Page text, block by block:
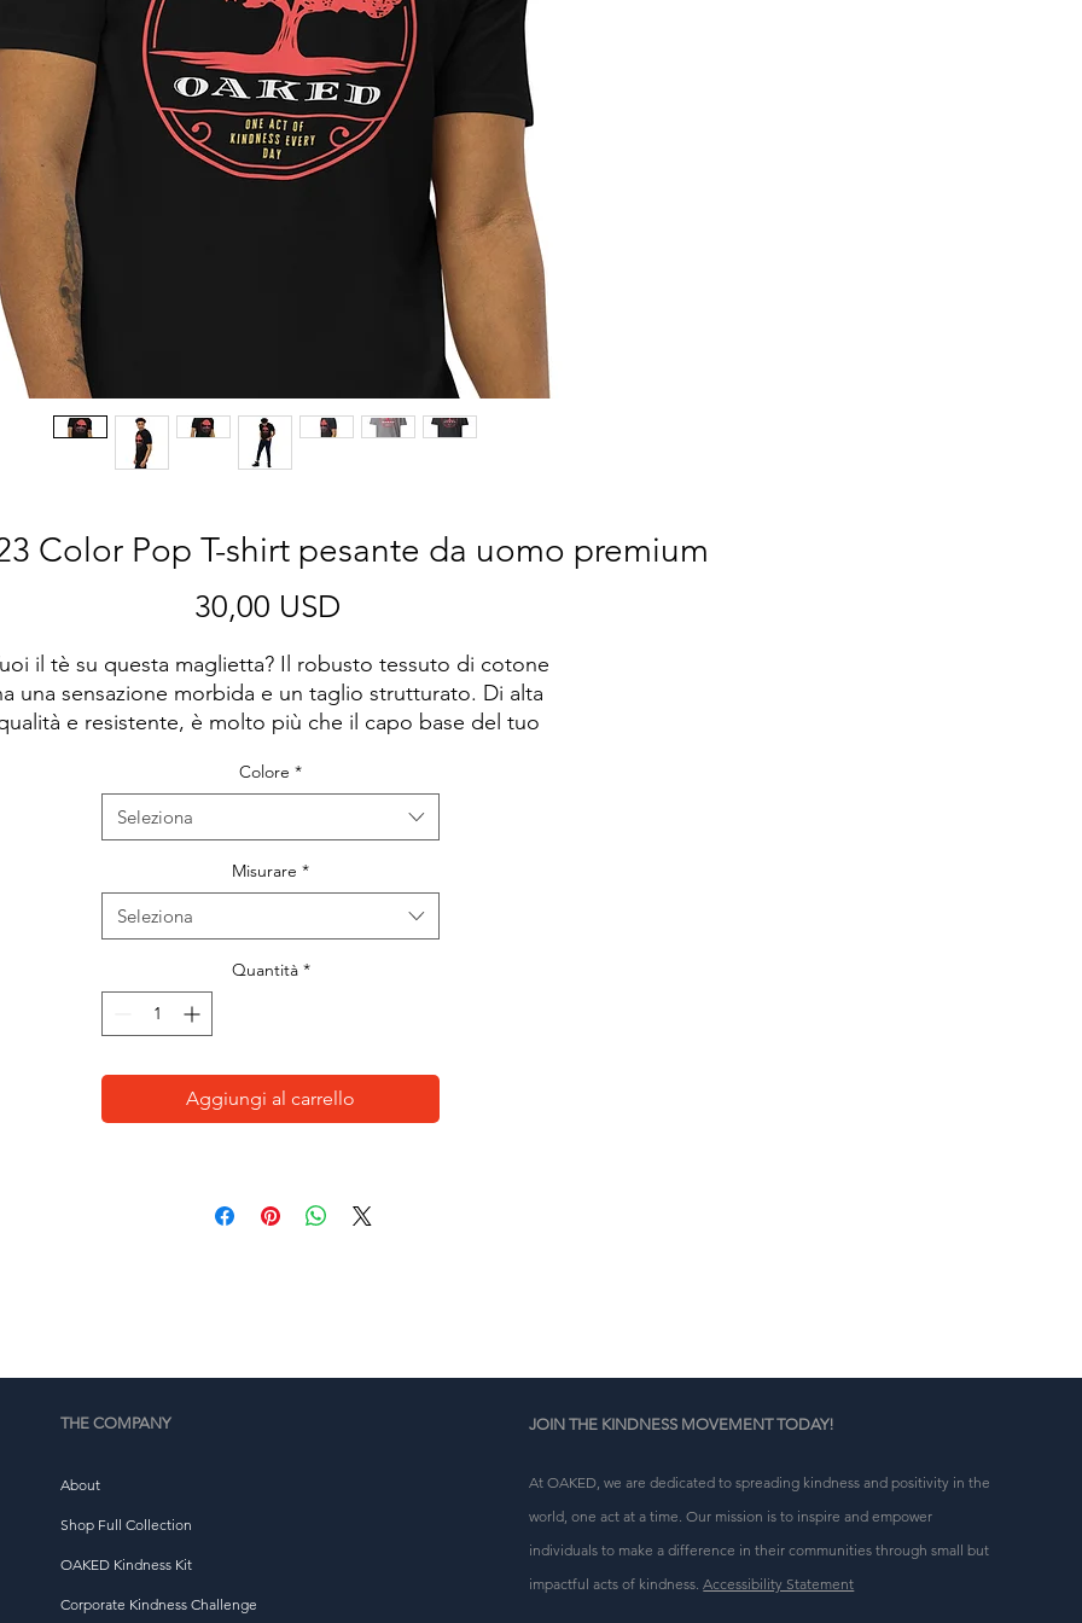
Color Pop T-shirt pesante da uomo premium
30,00 USD
il tè su questa maglietta? Il robusto tessuto di cotone
una sensazione morbida e un taglio strutturato. Di alta
e resistente, è molto più che il capo base del tuo
• 100% cotone pettinato filato ad anello
• Charcoal Heather e Carbon Grey è 60% cotone e 40%
poliestere
• Peso del tessuto: 220 g/m² (6,5 oz/yd²)
• Costruzione con cuciture laterali
• 1 × 1 costina al collo
• Punto bordo ad ago singolo 7/8″
• Prodotto grezzo proveniente dal Pakistan
Questo prodotto è realizzato appositamente per te non
richiesta invece che all'ingrosso aiuta a ridurre la
Colore *
Seleziona
Misurare *
Seleziona
Quantità *
Aggiungi al carrello
THE COMPANY
About
Shop Full Collection
OAKED Kindness Kit
Corporate Kindness Challenge
JOIN THE KINDNESS MOVEMENT TODAY!
At OAKED, we are dedicated to spreading kindness and positivity in the
world, one act at a time. Our mission is to inspire and empower
individuals to make a difference in their communities through small but
impactful acts of kindness.Accessibility Statement